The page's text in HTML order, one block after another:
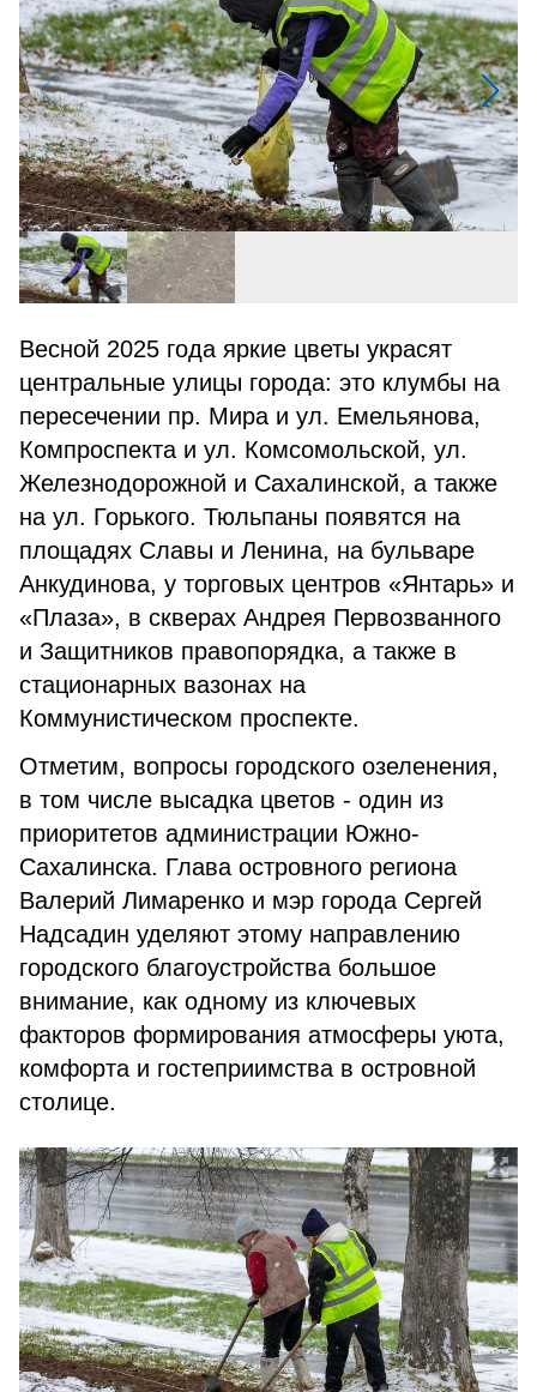
Весной 2025 года яркие цветы украсят
центральные улицы города: это клумбы на
пересечении пр. Мира и ул. Емельянова,
Компроспекта и ул. Комсомольской, ул.
Железнодорожной и Сахалинской, а также
на ул. Горького. Тюльпаны появятся на
площадях Славы и Ленина, на бульваре
Анкудинова, у торговых центров «Янтарь» и
«Плаза», в скверах Андрея Первозванного
и Защитников правопорядка, а также в
стационарных вазонах на
Коммунистическом проспекте.
Отметим, вопросы городского озеленения,
в том числе высадка цветов - один из
приоритетов администрации Южно-
Сахалинска. Глава островного региона
Валерий Лимаренко и мэр города Сергей
Надсадин уделяют этому направлению
городского благоустройства большое
внимание, как одному из ключевых
факторов формирования атмосферы уюта,
комфорта и гостеприимства в островной
столице.